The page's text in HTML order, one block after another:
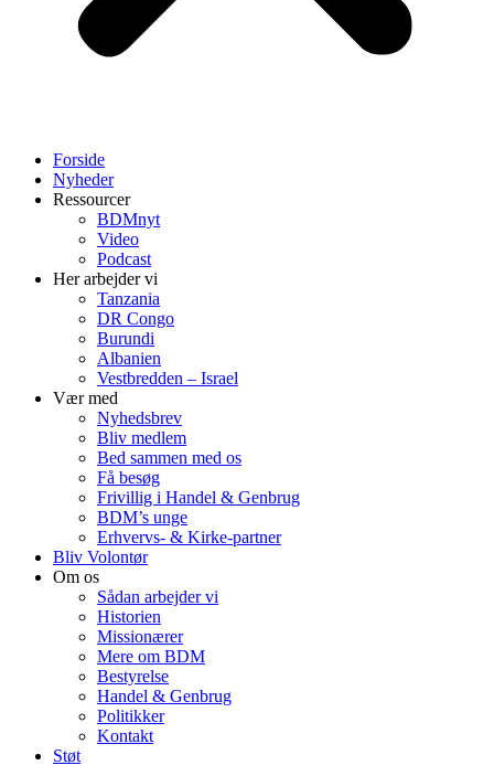
Forside
Nyheder
Ressourcer
BDMnyt
Video
Podcast
Her arbejder vi
Tanzania
DR Congo
Burundi
Albanien
Vestbredden – Israel
Vær med
Nyhedsbrev
Bliv medlem
Bed sammen med os
Få besøg
Frivillig i Handel & Genbrug
BDM’s unge
Erhvervs- & Kirke-partner
Bliv Volontør
Om os
Sådan arbejder vi
Historien
Missionærer
Mere om BDM
Bestyrelse
Handel & Genbrug
Politikker
Kontakt
Støt